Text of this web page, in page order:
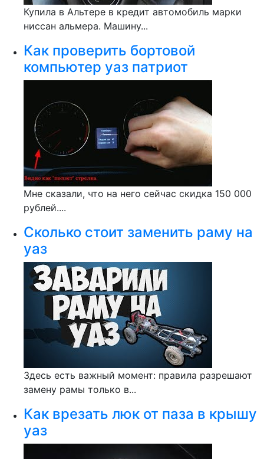
Купила в Альтере в кредит автомобиль марки
ниссан альмера. Машину...
Как проверить бортовой
компьютер уаз патриот
Мне сказали, что на него сейчас скидка 150 000
рублей....
Сколько стоит заменить раму на
уаз
Здесь есть важный момент: правила разрешают
замену рамы только в...
Как врезать люк от паза в крышу
уаз